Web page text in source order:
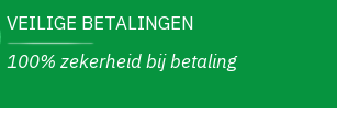
VEILIGE BETALINGEN
100% zekerheid bij betaling